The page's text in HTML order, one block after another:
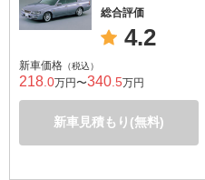
総合評価
4.2
新車価格 （税込）
218 .0万円〜340 .5万円
新車見積もり(無料)